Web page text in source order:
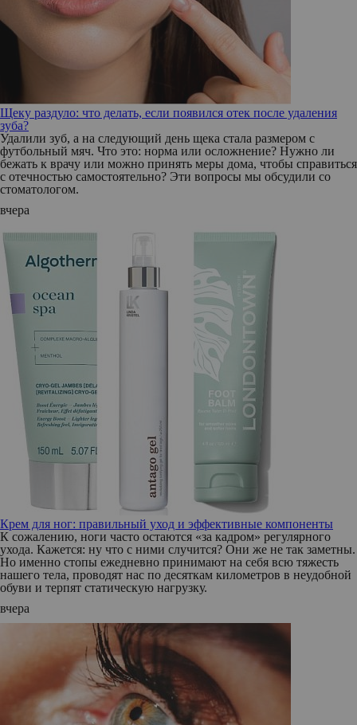
Щеку раздуло: что делать, если появился отек после удаления
зуба?
Удалили зуб, а на следующий день щека стала размером с
футбольный мяч. Что это: норма или осложнение? Нужно ли
бежать к врачу или можно принять меры дома, чтобы справиться
с отечностью самостоятельно? Эти вопросы мы обсудили со
стоматологом.
вчера
Крем для ног: правильный уход и эффективные компоненты
К сожалению, ноги часто остаются «за кадром» регулярного
ухода. Кажется: ну что с ними случится? Они же не так заметны.
Но именно стопы ежедневно принимают на себя всю тяжесть
нашего тела, проводят нас по десяткам километров в неудобной
обуви и терпят статическую нагрузку.
вчера